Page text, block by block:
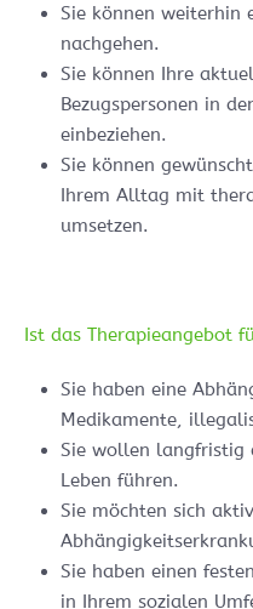
Sie können weiterhin
nachgehen.
Sie können Ihre
Bezugspersonen in
einbeziehen.
Sie können
Ihrem Alltag mit
umsetzen.
Ist das Therapieangebot
Sie haben eine
Medikamente,
Sie wollen langfristig
Leben führen.
Sie möchten sich
Sie haben einen
in Ihrem sozialen